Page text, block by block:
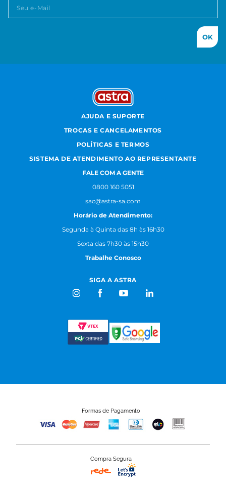
OK
AJUDA E SUPORTE
TROCAS E CANCELAMENTOS
POLÍTICAS E TERMOS
SISTEMA DE ATENDIMENTO AO REPRESENTANTE
FALE COM A GENTE
0800 160 5051
sac@astra-sa.com
Horário de Atendimento:
Segunda à Quinta das 8h às 16h30
Sexta das 7h30 às 15h30
Trabalhe Conosco
SIGA A ASTRA
Formas de Pagamento
Compra Segura